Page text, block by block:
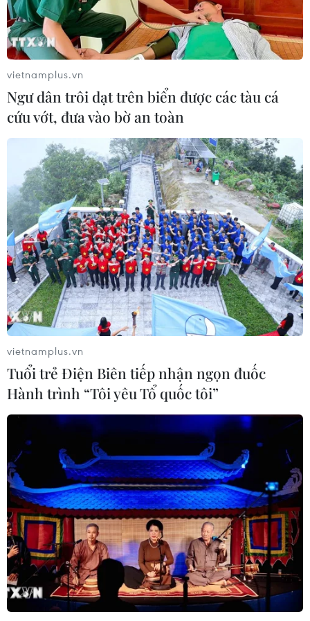
“Tổ trưởng” ở vùng biên vừa giỏi giữ
rừng, vừa khéo vận động bà con
04/08/2026 07:44
Quảng Ngãi: Kỳ vọng vào những
Trưởng thôn “GenZ” ở vùng sâu,
vùng xa
31/07/2026 23:00
“Bông hồng lai” Emoura Phạm đăng
quang Miss Grand Vietnam 2026
31/07/2026 22:19
FAHASA và iiGEN mang “thế
giới nhân vật” đến mùa tựu trường
2026
31/07/2026 14:43
lại vương miện cho người kế nhiệm
31/07/2026 05:27
Danh nhân văn hóa Lê
Quý Đôn: Biểu tượng trường tồn của
trí tuệ, văn hóa Việt
30/07/2026 23:51
Nhật Bản: Mô hình quán càphê giúp
vietnamplus.vn
Ngư dân trôi dạt trên biển được các tàu cá
cứu vớt, đưa vào bờ an toàn
vietnamplus.vn
Tuổi trẻ Điện Biên tiếp nhận ngọn đuốc
Hành trình “Tôi yêu Tổ quốc tôi”